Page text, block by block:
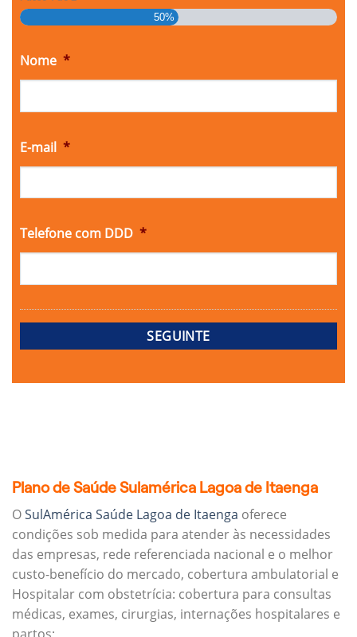
50%
Nome *
E-mail *
Telefone com DDD *
Plano de Saúde Sulamérica Lagoa de Itaenga
OSulAmérica Saúde Lagoa de Itaenga oferece
condições sob medida para atender às necessidades
das empresas, rede referenciada nacional e o melhor
custo-benefício do mercado, cobertura ambulatorial e
Hospitalar com obstetrícia: cobertura para consultas
médicas, exames, cirurgias, internações hospitalares e